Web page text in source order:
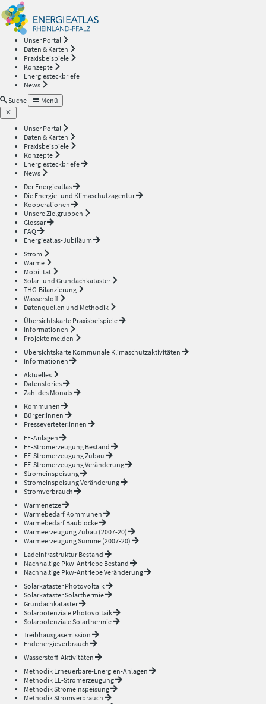
Unser Portal
Daten & Karten
Praxisbeispiele
Konzepte
Energiesteckbriefe
News
Suche
Menü
Unser Portal
Daten & Karten
Praxisbeispiele
Konzepte
Energiesteckbriefe
News
Der Energieatlas
Die Energie- und Klimaschutzagentur
Kooperationen
Unsere Zielgruppen
Glossar
FAQ
Energieatlas-Jubiläum
Strom
Wärme
Mobilität
Solar- und Gründachkataster
THG-Bilanzierung
Wasserstoff
Datenquellen und Methodik
Übersichtskarte Praxisbeispiele
Informationen
Projekte melden
Übersichtskarte Kommunale Klimaschutzaktivitäten
Informationen
Aktuelles
Datenstories
Zahl des Monats
Kommunen
Bürger:innen
Presseverteter:innen
EE-Anlagen
EE-Stromerzeugung Bestand
EE-Stromerzeugung Zubau
EE-Stromerzeugung Veränderung
Stromeinspeisung
Stromeinspeisung Veränderung
Stromverbrauch
Wärmenetze
Wärmebedarf Kommunen
Wärmebedarf Baublöcke
Wärmeerzeugung Zubau (2007-20)
Wärmeerzeugung Summe (2007-20)
Ladeinfrastruktur Bestand
Nachhaltige Pkw-Antriebe Bestand
Nachhaltige Pkw-Antriebe Veränderung
Solarkataster Photovoltaik
Solarkataster Solarthermie
Gründachkataster
Solarpotenziale Photovoltaik
Solarpotenziale Solarthermie
Treibhausgasemission
Endenergieverbrauch
Wasserstoff-Aktivitäten
Methodik Erneuerbare-Energien-Anlagen
Methodik EE-Stromerzeugung
Methodik Stromeinspeisung
Methodik Stromverbrauch